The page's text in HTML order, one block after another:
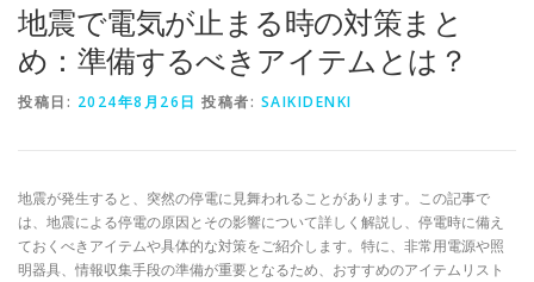
地震で電気が止まる時の対策まと
め：準備するべきアイテムとは？
投稿日: 2024年8月26日 投稿者: SAIKIDENKI
地震が発生すると、突然の停電に見舞われることがあります。この記事で
は、地震による停電の原因とその影響について詳しく解説し、停電時に備え
ておくべきアイテムや具体的な対策をご紹介します。特に、非常用電源や照
明器具、情報収集手段の準備が重要となるため、おすすめのアイテムリスト